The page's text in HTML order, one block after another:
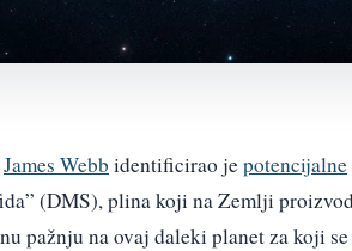
James Webb identificirao jepotencijalne
(DMS), plina koji na Zemlji
pažnju na ovaj daleki planet za koji se